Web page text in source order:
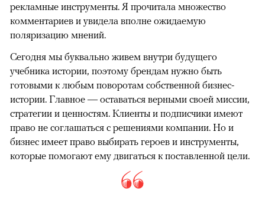
рекламные инструменты. Я прочитала множество
комментариев и увидела вполне ожидаемую
поляризацию мнений.
Сегодня мы буквально живем внутри будущего
учебника истории, поэтому брендам нужно быть
готовыми к любым поворотам собственной бизнес-
истории. Главное — оставаться верными своей миссии,
стратегии и ценностям. Клиенты и подписчики имеют
право не соглашаться с решениями компании. Но и
бизнес имеет право выбирать героев и инструменты,
которые помогают ему двигаться к поставленной цели.